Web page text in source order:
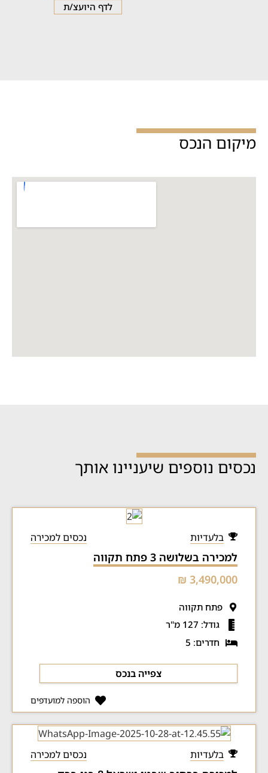
לדף היועצ/ת
מיקום הנכס
נכסים נוספים שיעניינו אותך
בלעדיות נכסים למכירה
למכירה בשלושה 3 פתח תקווה
3,490,000 ₪
פתח תקווה
גודל: 127 מ"ר
חדרים: 5
צפייה בנכס
הוספה למועדפים
בלעדיות נכסים למכירה